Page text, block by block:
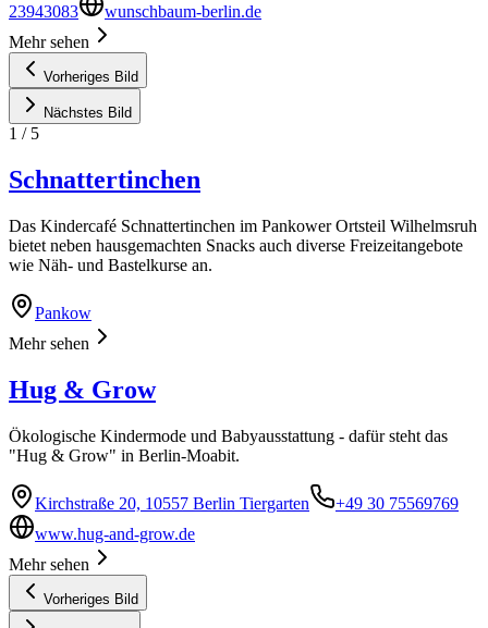
23943083
wunschbaum-berlin.de
Mehr sehen
Vorheriges Bild
Nächstes Bild
1 / 5
Schnattertinchen
Das Kindercafé Schnattertinchen im Pankower Ortsteil Wilhelmsruh
bietet neben hausgemachten Snacks auch diverse Freizeitangebote
wie Näh- und Bastelkurse an.
Pankow
Mehr sehen
Hug & Grow
Ökologische Kindermode und Babyausstattung - dafür steht das
"Hug & Grow" in Berlin-Moabit.
Kirchstraße 20, 10557 Berlin Tiergarten
+49 30 75569769
www.hug-and-grow.de
Mehr sehen
Vorheriges Bild